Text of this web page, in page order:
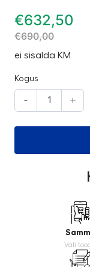
€632,50
€690,00
ei sisalda KM
Kogus
- +
Samm
Vali